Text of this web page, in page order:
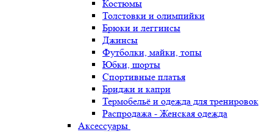
Костюмы
Толстовки и олимпийки
Брюки и леггинсы
Джинсы
Футболки, майки, топы
Юбки, шорты
Спортивные платья
Бриджи и капри
Термобельё и одежда для тренировок
Распродажа - Женская одежда
Аксессуары